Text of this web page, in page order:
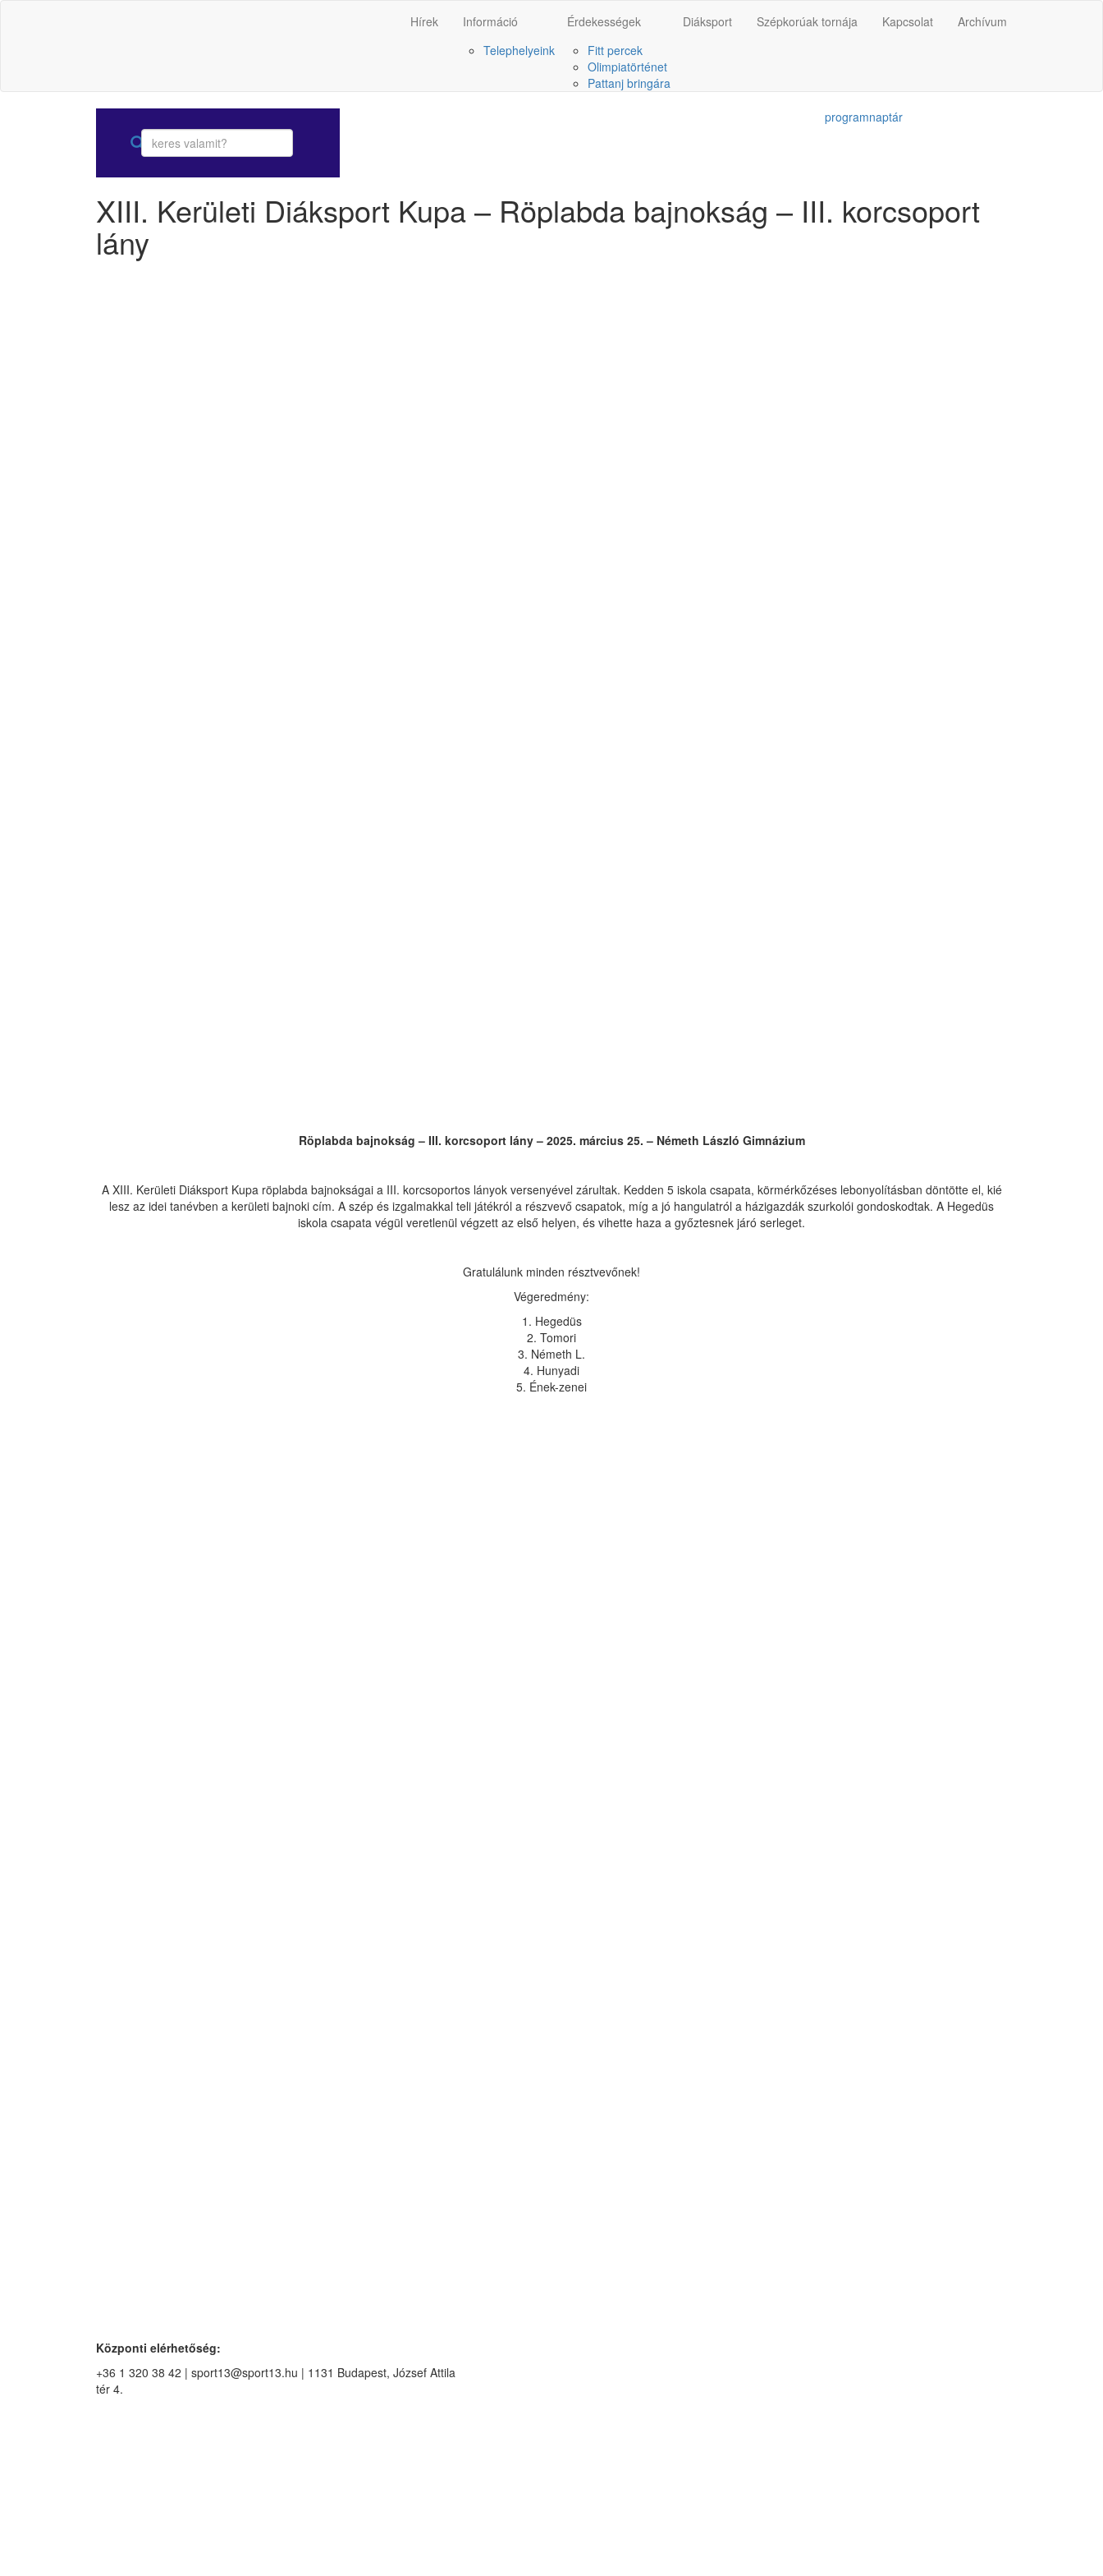
Hírek
Információ
Telephelyeink
Érdekességek
Fitt percek
Olimpiatörténet
Pattanj bringára
Diáksport Szépkorúak tornája Kapcsolat Archívum
programnaptár
XIII. Kerületi Diáksport Kupa – Röplabda bajnokság – III. korcsoport
lány
Röplabda bajnokság – III. korcsoport lány – 2025. március 25. – Németh László Gimnázium
A XIII. Kerületi Diáksport Kupa röplabda bajnokságai a III. korcsoportos lányok versenyével zárultak. Kedden 5 iskola csapata, körmérkőzéses lebonyolításban döntötte el, kié
lesz az idei tanévben a kerületi bajnoki cím. A szép és izgalmakkal teli játékról a részvevő csapatok, míg a jó hangulatról a házigazdák szurkolói gondoskodtak. A Hegedüs
iskola csapata végül veretlenül végzett az első helyen, és vihette haza a győztesnek járó serleget.
Gratulálunk minden résztvevőnek!
Végeredmény:
1. Hegedüs
2. Tomori
3. Németh L.
4. Hunyadi
5. Ének-zenei
Központi elérhetőség:
+36 1 320 38 42 | sport13@sport13.hu | 1131 Budapest, József Attila
tér 4.